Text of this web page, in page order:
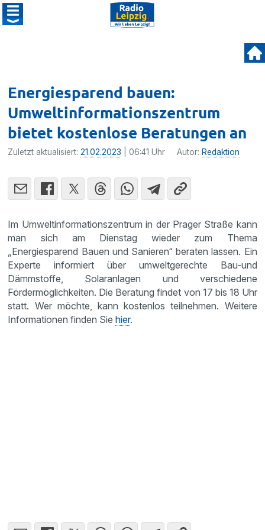
Energiesparend bauen:
Umweltinformationszentrum
bietet kostenlose Beratungen an
Zuletzt aktualisiert:21.02.2023 | 06:41 Uhr Autor: Redaktion
Im Umweltinformationszentrum in der Prager Straße kann
man sich am Dienstag wieder zum Thema
„Energiesparend Bauen und Sanieren“ beraten lassen. Ein
Experte informiert über umweltgerechte Bau-und
Dämmstoffe, Solaranlagen und verschiedene
Fördermöglichkeiten. Die Beratung findet von 17 bis 18 Uhr
statt. Wer möchte, kann kostenlos teilnehmen. Weitere
Informationen finden Siehier.